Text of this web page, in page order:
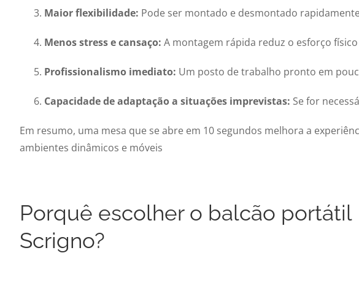
Maior flexibilidade: Pode ser montado e desmontado
Menos stress e cansaço: A montagem rápida reduz o esforço
Profissionalismo imediato: Um posto de trabalho pronto em
Capacidade de adaptação a situações imprevistas: Se for
Em resumo, uma mesa que se abre em 10 segundos melhora a
ambientes dinâmicos e móveis
Porquê escolher o balcão portátil
Scrigno?